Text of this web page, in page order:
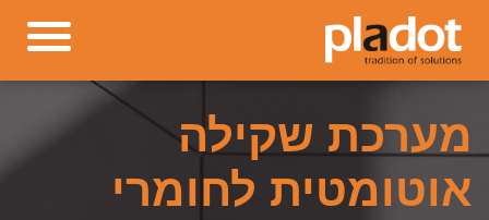
מערכת שקילה
אוטומטית לחומרי